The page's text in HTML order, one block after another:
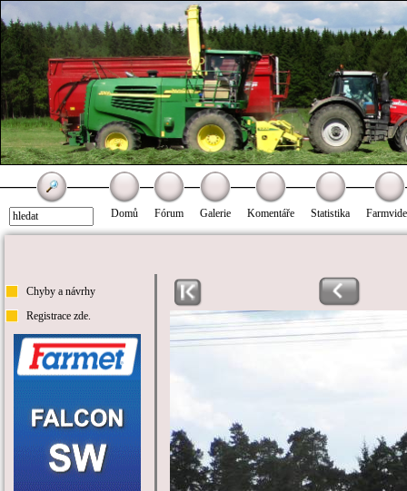
Domů Fórum Galerie Komentáře Statistika
Chyby a návrhy
Registrace zde.